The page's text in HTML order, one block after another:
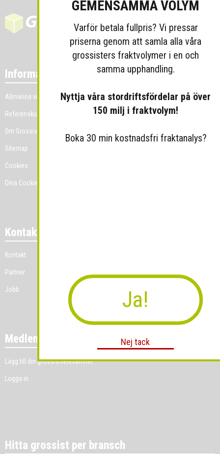
Information
Allmänna villkor
Referenskunder
Om Grossist.se
Sitemap
Cookies
Dina Cookie-prefenser
Kontakt
Kontakt
Partner
Jobb
Medlemmar
Lägg till din grossistverksamhet
Logga in
Hitta grossist per bransch
GEMENSAMMA VOLYM
Varför betala fullpris? Vi pressar
priserna genom att samla alla våra
grossisters fraktvolymer i en och
samma upphandling.
Nyttja våra stordriftsfördelar på över
150 milj i fraktvolym!
Boka 30 min kostnadsfri fraktanalys?
Ja!
Nej tack